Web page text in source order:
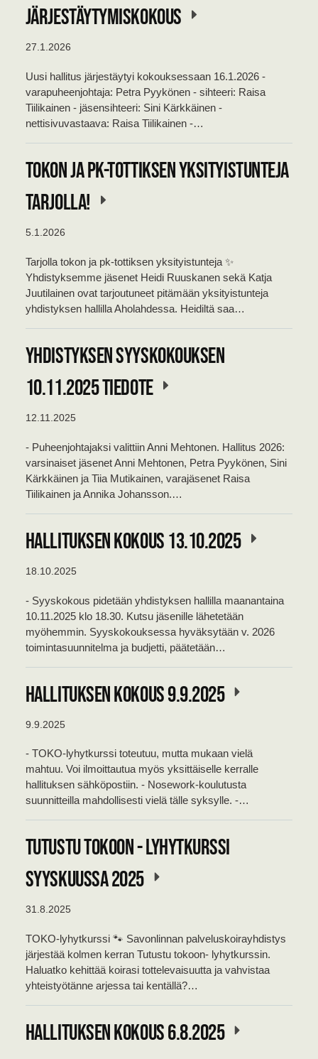
JÄRJESTÄYTYMISKOKOUS
27.1.2026
Uusi hallitus järjestäytyi kokouksessaan 16.1.2026 -
varapuheenjohtaja: Petra Pyykönen - sihteeri: Raisa
Tiilikainen - jäsensihteeri: Sini Kärkkäinen -
nettisivuvastaava: Raisa Tiilikainen -…
Tokon ja pk-tottiksen yksityistunteja
tarjolla!
5.1.2026
Tarjolla tokon ja pk-tottiksen yksityistunteja ✨
Yhdistyksemme jäsenet Heidi Ruuskanen sekä Katja
Juutilainen ovat tarjoutuneet pitämään yksityistunteja
yhdistyksen hallilla Aholahdessa. Heidiltä saa…
YHDISTYKSEN SYYSKOKOUKSEN
10.11.2025 TIEDOTE
12.11.2025
- Puheenjohtajaksi valittiin Anni Mehtonen. Hallitus 2026:
varsinaiset jäsenet Anni Mehtonen, Petra Pyykönen, Sini
Kärkkäinen ja Tiia Mutikainen, varajäsenet Raisa
Tiilikainen ja Annika Johansson.…
Hallituksen kokous 13.10.2025
18.10.2025
- Syyskokous pidetään yhdistyksen hallilla maanantaina
10.11.2025 klo 18.30. Kutsu jäsenille lähetetään
myöhemmin. Syyskokouksessa hyväksytään v. 2026
toimintasuunnitelma ja budjetti, päätetään…
Hallituksen kokous 9.9.2025
9.9.2025
- TOKO-lyhytkurssi toteutuu, mutta mukaan vielä
mahtuu. Voi ilmoittautua myös yksittäiselle kerralle
hallituksen sähköpostiin. - Nosework-koulutusta
suunnitteilla mahdollisesti vielä tälle syksylle. -…
Tutustu tokoon - lyhytkurssi
syyskuussa 2025
31.8.2025
TOKO-lyhytkurssi 🐾 Savonlinnan palveluskoirayhdistys
järjestää kolmen kerran Tutustu tokoon- lyhytkurssin.
Haluatko kehittää koirasi tottelevaisuutta ja vahvistaa
yhteistyötänne arjessa tai kentällä?…
Hallituksen kokous 6.8.2025